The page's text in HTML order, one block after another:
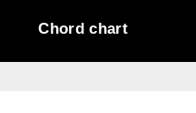
Chord chart